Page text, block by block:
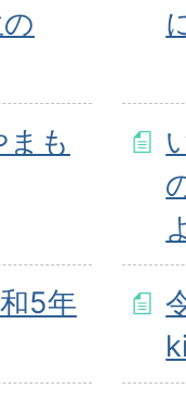
も
5年